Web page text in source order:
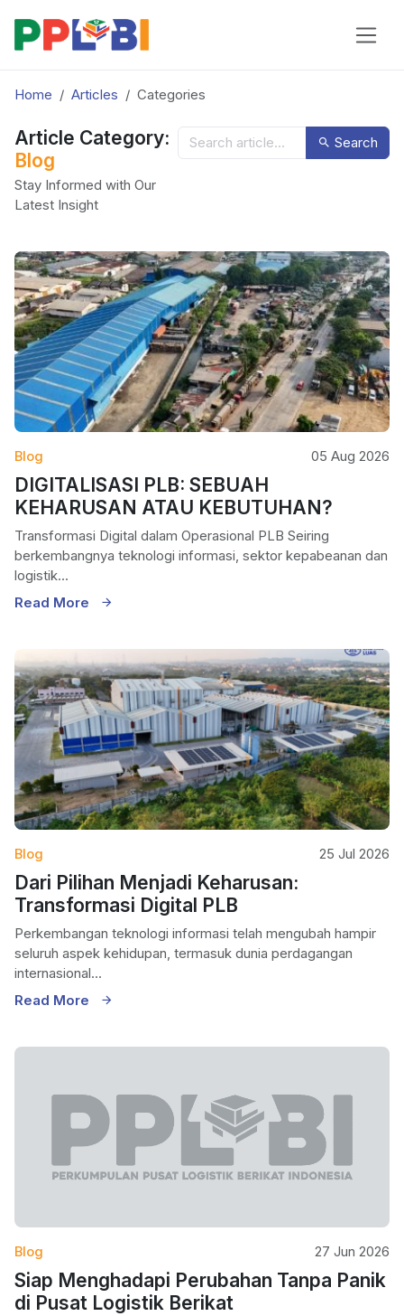
Home Articles Categories
Article Category:
Blog
Stay Informed with Our
Latest Insight
Search
Blog 05 Aug 2026
DIGITALISASI PLB: SEBUAH
KEHARUSAN ATAU KEBUTUHAN?
Transformasi Digital dalam Operasional PLB Seiring
berkembangnya teknologi informasi, sektor kepabeanan dan
logistik...
Read More
Blog 25 Jul 2026
Dari Pilihan Menjadi Keharusan:
Transformasi Digital PLB
Perkembangan teknologi informasi telah mengubah hampir
seluruh aspek kehidupan, termasuk dunia perdagangan
internasional...
Read More
Blog 27 Jun 2026
Siap Menghadapi Perubahan Tanpa Panik
di Pusat Logistik Berikat